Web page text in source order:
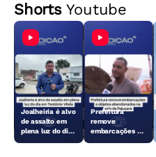
ShortsYoutube
Joalheiria é alvo
de assalto em
plena luz do dia
Prefeitura
remove
embarcações e